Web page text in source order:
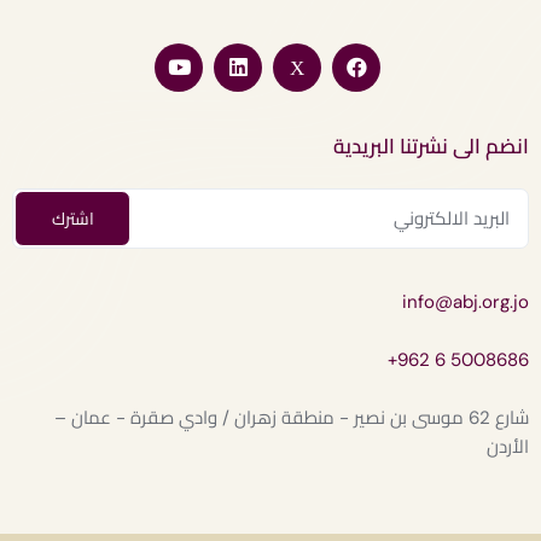
انضم الى نشرتنا البريدية
info@abj.org.jo
+962 6 5008686
شارع 62 موسى بن نصير - منطقة زهران / وادي صقرة - عمان –
الأردن